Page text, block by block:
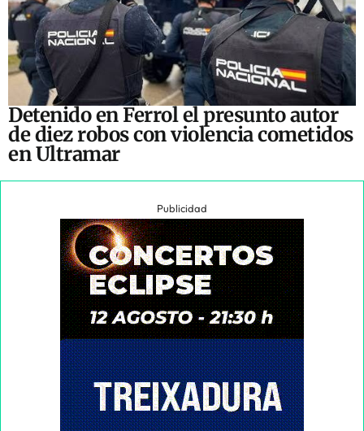
Detenido en Ferrol el presunto autor
de diez robos con violencia cometidos
en Ultramar
Publicidad